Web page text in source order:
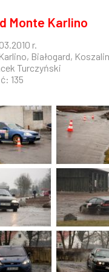
Monte Karlino
r.
Białogard, Koszalin
Turczyński
135